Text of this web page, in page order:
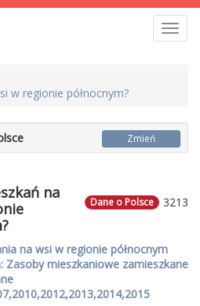
w regionie północnym?
Zmień
3213
Dane o Polsce
na
na wsi w regionie północnym
Zasoby mieszkaniowe zamieszkane